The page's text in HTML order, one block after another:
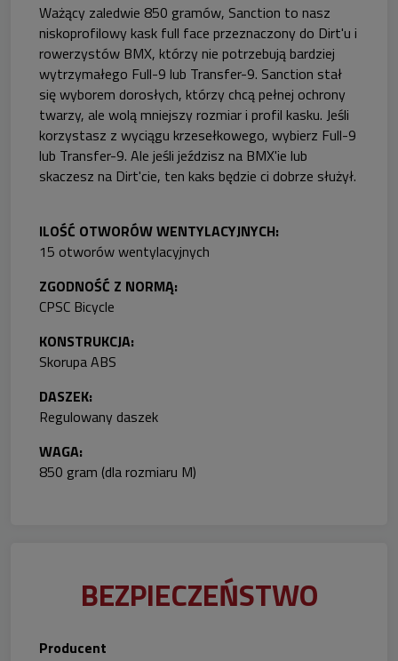
Ważący zaledwie 850 gramów, Sanction to nasz
niskoprofilowy kask full face przeznaczony do Dirt'u i
rowerzystów BMX, którzy nie potrzebują bardziej
wytrzymałego Full-9 lub Transfer-9. Sanction stał
się wyborem dorosłych, którzy chcą pełnej ochrony
twarzy, ale wolą mniejszy rozmiar i profil kasku. Jeśli
korzystasz z wyciągu krzesełkowego, wybierz Full-9
lub Transfer-9. Ale jeśli jeździsz na BMX'ie lub
skaczesz na Dirt'cie, ten kaks będzie ci dobrze służył.
ILOŚĆ OTWORÓW WENTYLACYJNYCH:
15 otworów wentylacyjnych
ZGODNOŚĆ Z NORMĄ:
CPSC Bicycle
KONSTRUKCJA:
Skorupa ABS
DASZEK:
Regulowany daszek
WAGA:
850 gram (dla rozmiaru M)
BEZPIECZEŃSTWO
Producent